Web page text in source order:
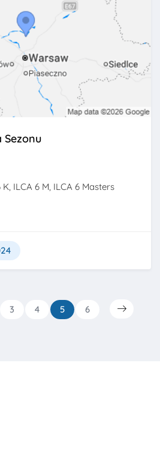
K, ILCA 6 M, ILCA 6 Masters
3 4 5(current)
6